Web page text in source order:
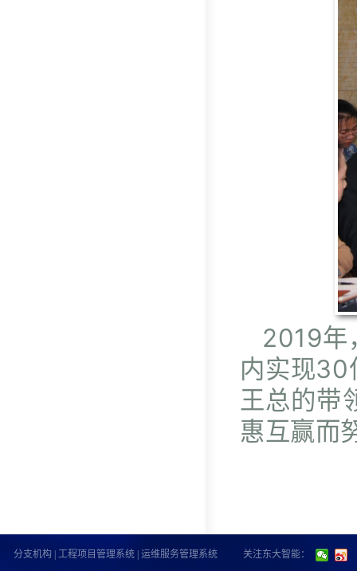
2019年
内实现30
王总的带
惠互赢而
分支机构 | 工程项目管理系统 | 运维服务管理系统 关注东大智能：